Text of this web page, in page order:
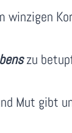
winzigen
zu
Mut gibt